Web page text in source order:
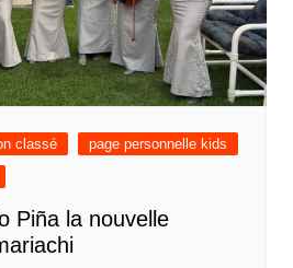
classé
page personnelle kids
Piña la nouvelle